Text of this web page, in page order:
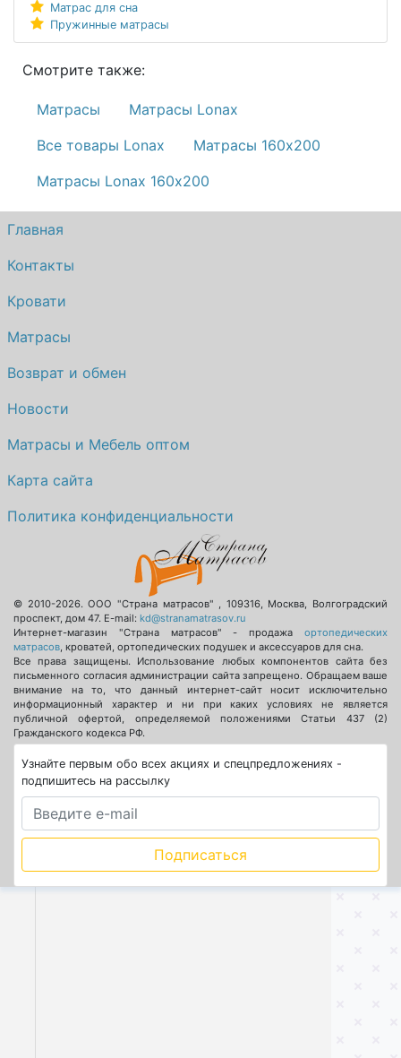
Матрас для сна
Пружинные матрасы
Смотрите также:
Матрасы
Матрасы Lonax
Все товары Lonax
Матрасы 160х200
Матрасы Lonax 160х200
Главная
Контакты
Кровати
Матрасы
Возврат и обмен
Новости
Матрасы и Мебель оптом
Карта сайта
Политика конфиденциальности
© 2010-2026.ООО "Страна матрасов" , 109316, Москва, Волгоградский
проспект, дом 47. E-mail: kd@stranamatrasov.ru
Интернет-магазин "Страна матрасов" - продажа ортопедических
матрасов, кроватей, ортопедических подушек и аксессуаров для сна.
Все права защищены. Использование любых компонентов сайта без
письменного согласия администрации сайта запрещено. Обращаем ваше
внимание на то, что данный интернет-сайт носит исключительно
информационный характер и ни при каких условиях не является
публичной офертой, определяемой положениями Статьи 437 (2)
Гражданского кодекса РФ.
Узнайте первым обо всех акциях и спецпредложениях -
подпишитесь на рассылку